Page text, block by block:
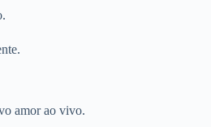
amor ao vivo.